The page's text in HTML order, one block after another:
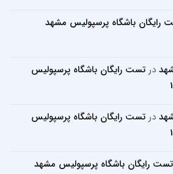
رایگان باشگاه پرسپولیس مشهد
در تست رایگان باشگاه پرسپولیس
در تست رایگان باشگاه پرسپولیس
تست رایگان باشگاه پرسپولیس مشهد